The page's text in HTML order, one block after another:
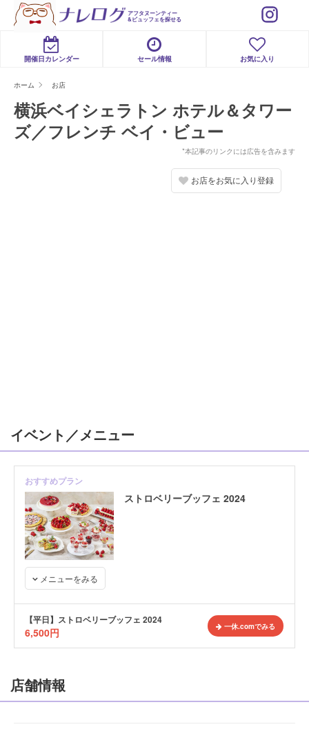
アフタヌーンティー
&ビュッフェを探せる
開催日カレンダー セール情報 お気に入り
ホーム お店
横浜ベイシェラトン ホテル＆タワー
ズ／フレンチ ベイ・ビュー
*本記事のリンクには広告を含みます
お店をお気に入り登録
イベント／メニュー
おすすめプラン
ストロベリーブッフェ 2024
メニューをみる
【平日】ストロベリーブッフェ 2024
6,500円 一休.comでみる
店舗情報